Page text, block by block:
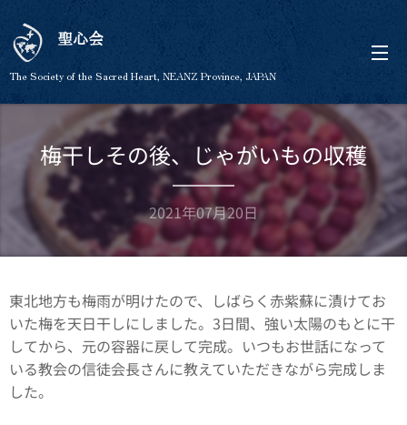
聖心会
The Society of the Sacred Heart, NEANZ Province, JAPAN
梅干しその後、じゃがいもの収穫
2021年07月20日
東北地方も梅雨が明けたので、しばらく赤紫蘇に漬けてお
いた梅を天日干しにしました。3日間、強い太陽のもとに干
してから、元の容器に戻して完成。いつもお世話になって
いる教会の信徒会長さんに教えていただきながら完成しま
した。